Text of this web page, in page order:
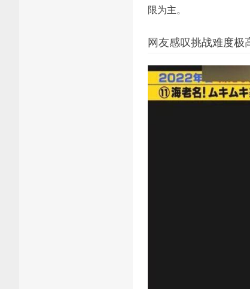
限为主。
网友感叹挑战难度极